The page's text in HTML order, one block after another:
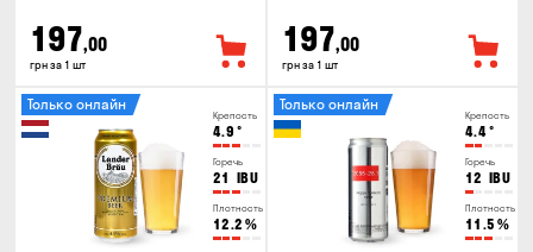
197,00
грн за 1 шт
197,00
грн за 1 шт
Крепость
4.9 °
Горечь
21 IBU
Плотность
12.2 %
Только онлайн
Крепость
4.4°
Горечь
12 IBU
Плотность
11.5 %
Только онлайн